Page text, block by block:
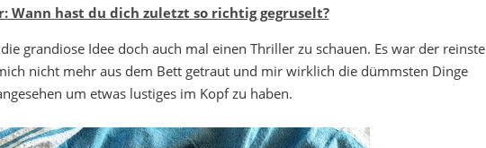
Wann hast du dich zuletzt so richtig gegruselt?
grandiose Idee doch auch mal einen Thriller zu schauen. Es war der reinste
nicht mehr aus dem Bett getraut und mir wirklich die dümmsten Dinge
um etwas lustiges im Kopf zu haben.